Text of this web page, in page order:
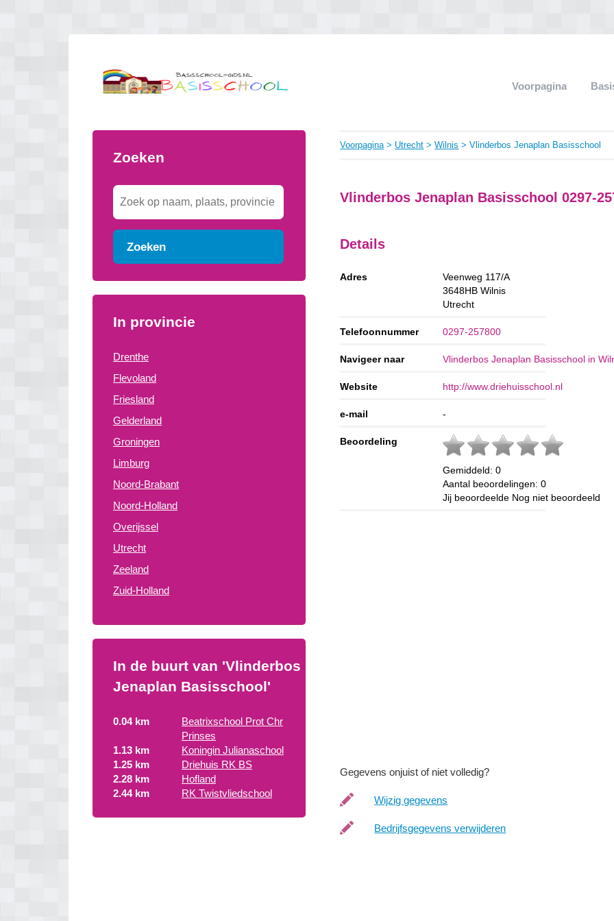
Voorpagina
Zoeken
Zoeken
In provincie
Drenthe
Flevoland
Friesland
Gelderland
Groningen
Limburg
Noord-Brabant
Noord-Holland
Overijssel
Utrecht
Zeeland
Zuid-Holland
In de buurt van 'Vlinderbos
Jenaplan Basisschool'
0.04 km
Beatrixschool Prot Chr
Prinses
1.13 km
Koningin Julianaschool
1.25 km
Driehuis RK BS
2.28 km
Hofland
2.44 km
RK Twistvliedschool
Voorpagina> Utrecht >Wilnis > Vlinderbos Jenaplan Basisschool
Vlinderbos Jenaplan Basisschool 0297-
Details
Adres
Veenweg 117/A
3648HB Wilnis
Utrecht
Telefoonnummer 0297-257800
Navigeer naar Vlinderbos Jenaplan Basisschool in
Website http://www.driehuisschool.nl
e-mail -
Beoordeling
Gemiddeld:0
Aantal beoordelingen:0
Jij beoordeelde Nog niet beoordeeld
Gegevens onjuist of niet volledig?
Wijzig gegevens
Bedrijfsgegevens verwijderen